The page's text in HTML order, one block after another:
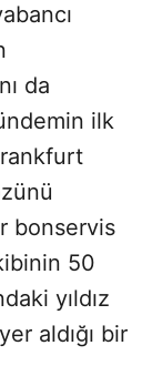
da
ilk
bonservis
50
yıldız
aldığı bir